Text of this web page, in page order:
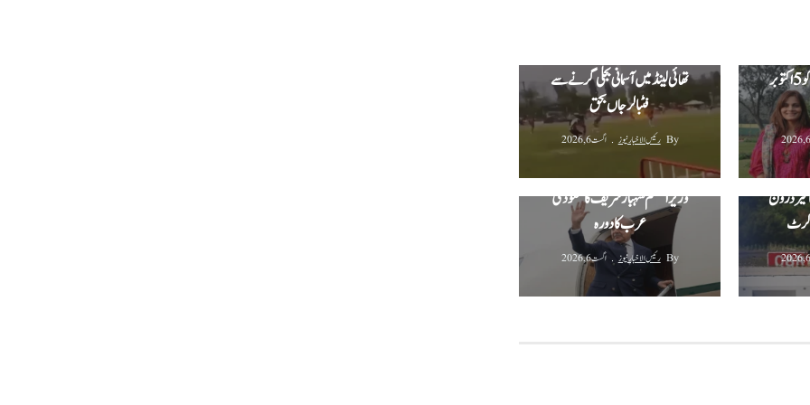
عدالت نے اداکار اور بہن کو 5 اکتوبر
تھائی لینڈ میں آسمانی بجلی گرنے سے
فٹبالر جاں بحق
By رئیس الاخبار نیوز اگست 6, 2026
خیز ڈرون
وزیراعظم شہباز شریف کا سعودی
عرب کا دورہ
By رئیس الاخبار نیوز اگست 6, 2026